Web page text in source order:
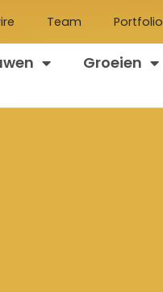
Team Portfolio
Groeien